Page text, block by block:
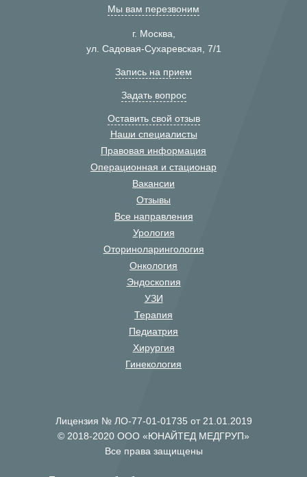
Мы вам перезвоним
г. Москва,
ул. Садовая-Сухаревская, 7/1
Запись на прием
Задать вопрос
Оставить свой отзыв
Наши специалисты
Правовая информация
Операционная и стационар
Вакансии
Отзывы
Все направления
Урология
Оториноларингология
Онкология
Эндоскопия
УЗИ
Терапия
Педиатрия
Хирургия
Гинекология
Лицензия № ЛО-77-01-01735 от 21.01.2019
© 2018-2020 ООО «ЮНАЙТЕД МЕДГРУП»
Все права защищены